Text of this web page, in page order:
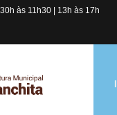
às 11h30 | 13h às 17h